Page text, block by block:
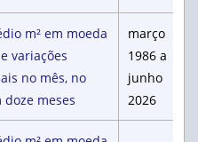
m² em moeda
variações
no mês, no
doze meses
março
1986 a
junho
2026